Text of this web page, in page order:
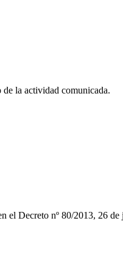
la actividad comunicada.
Decreto nº 80/2013, 26